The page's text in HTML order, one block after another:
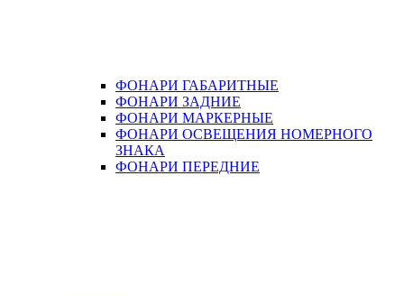
ФОНАРИ ГАБАРИТНЫЕ
ФОНАРИ ЗАДНИЕ
ФОНАРИ МАРКЕРНЫЕ
ФОНАРИ ОСВЕЩЕНИЯ НОМЕРНОГО
ЗНАКА
ФОНАРИ ПЕРЕДНИЕ